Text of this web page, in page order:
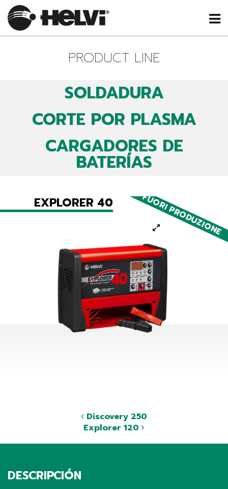
PRODUCT LINE
SOLDADURA
CORTE POR PLASMA
CARGADORES DE
BATERÍAS
FUORI PRODUZIONE
EXPLORER 40
Discovery 250
Explorer 120
DESCRIPCIÓN